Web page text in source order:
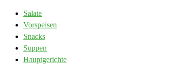
Salate
Vorspeisen
Snacks
Suppen
Hauptgerichte